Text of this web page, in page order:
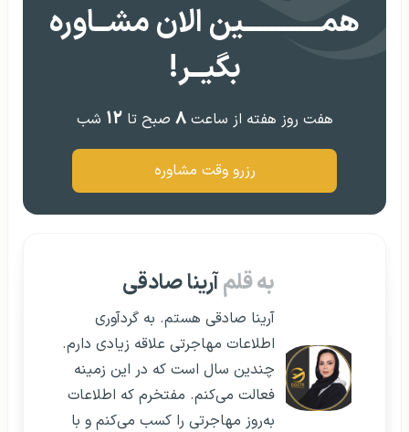
همــــــــــــین الان مشــاوره
بگیــر!
هفت روز هفته از ساعت۸ صبح تا۱۲ شب
رزرو وقت مشاوره
به قلمآرینا صادقی
آرینا صادقی هستم. به گردآوری
اطلاعات مهاجرتی علاقه زیادی دارم.
چندین سال است که در این زمینه
فعالت می‌کنم. مفتخرم که اطلاعات
به‌روز مهاجرتی را کسب می‌کنم و با